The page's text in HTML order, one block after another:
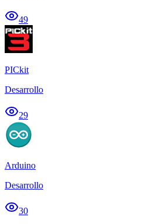
49
PICkit
Desarrollo
29
Arduino
Desarrollo
30